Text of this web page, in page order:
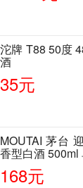
沱牌 T88 50度
酒
35元
MOUTAI 茅台
香型白酒 500ml
168元